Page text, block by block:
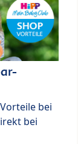
bei
bei